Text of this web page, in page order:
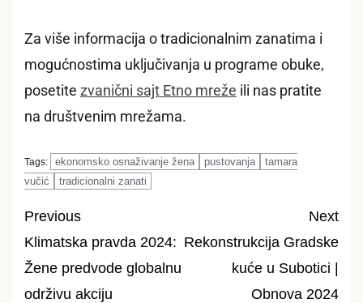
Za više informacija o tradicionalnim zanatima i
mogućnostima uključivanja u programe obuke,
posetite zvanični sajt Etno mreže ili nas pratite
na društvenim mrežama.
Tags: ekonomsko osnaživanje žena pustovanja
tamara
vučić
tradicionalni zanati
Post
navigation
Previous
Klimatska pravda 2024:
Žene predvode globalnu
održivu akciju
Next
Rekonstrukcija Gradske
kuće u Subotici |
Obnova 2024